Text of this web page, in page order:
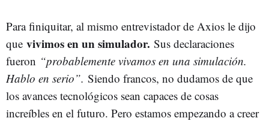
Para finiquitar, al mismo entrevistador de Axios le dijo
que vivimos en un simulador. Sus declaraciones
fueron “probablemente vivamos en una simulación.
Hablo en serio”. Siendo francos, no dudamos de que
los avances tecnológicos sean capaces de cosas
increíbles en el futuro. Pero estamos empezando a creer